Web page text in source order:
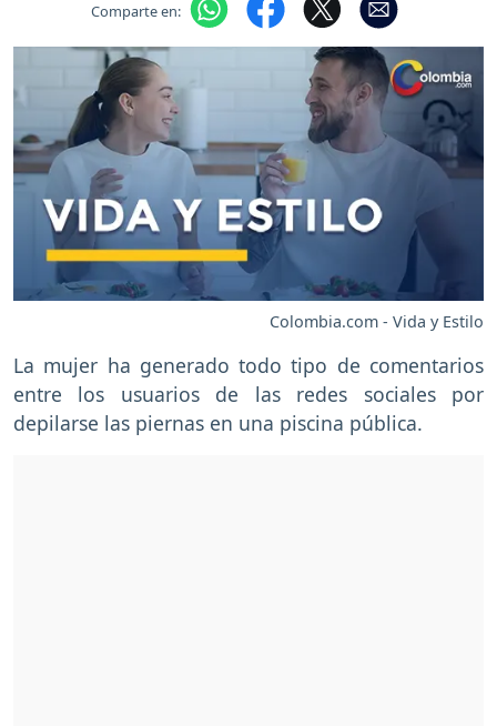
Comparte en:
Colombia.com - Vida y Estilo
La mujer ha generado todo tipo de comentarios
entre los usuarios de las redes sociales por
depilarse las piernas en una piscina pública.